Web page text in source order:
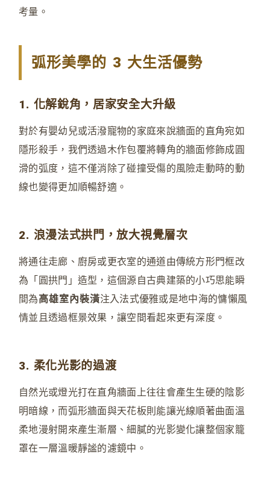
考量。
弧形美學的 3 大生活優勢
1. 化解銳角，居家安全大升級
對於有嬰幼兒或活潑寵物的家庭來說牆面的直角宛如
隱形殺手，我們透過木作包覆將轉角的牆面修飾成圓
滑的弧度，這不僅消除了碰撞受傷的風險走動時的動
線也變得更加順暢舒適。
2. 浪漫法式拱門，放大視覺層次
將通往走廊、廚房或更衣室的通道由傳統方形門框改
為「圓拱門」造型，這個源自古典建築的小巧思能瞬
間為高雄室內裝潢注入法式優雅或是地中海的慵懶風
情並且透過框景效果，讓空間看起來更有深度。
3. 柔化光影的過渡
自然光或燈光打在直角牆面上往往會產生生硬的陰影
明暗線，而弧形牆面與天花板則能讓光線順著曲面溫
柔地漫射開來產生漸層、細膩的光影變化讓整個家籠
罩在一層溫暖靜謐的濾鏡中。